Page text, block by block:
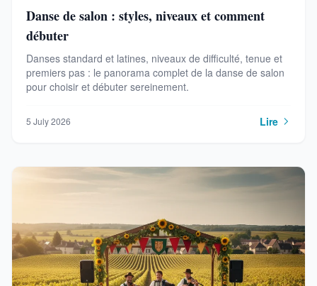
Danse de salon : styles, niveaux et comment
débuter
Danses standard et latines, niveaux de difficulté, tenue et
premiers pas : le panorama complet de la danse de salon
pour choisir et débuter sereinement.
5 July 2026 Lire